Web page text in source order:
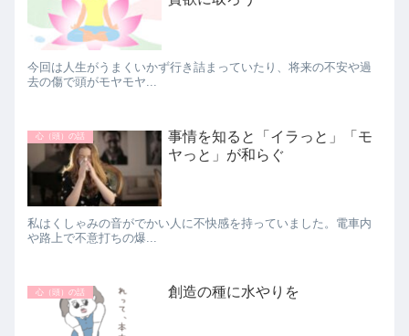
今回は人生がうまくいかず行き詰まっていたり、将来の不安や過
去の傷で頭がモヤモヤ...
心（頭）の話
事情を知ると「イラっと」「モ
ヤっと」が和らぐ
私はくしゃみの音がでかい人に不快感を持っていました。電車内
や路上で不意打ちの爆...
心（頭）の話 創造の種に水やりを